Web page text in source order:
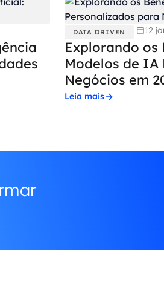
DATA DRIVEN 12
Explorando os
Modelos de IA
Negócios em
Leia mais